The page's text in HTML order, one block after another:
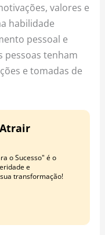
valores e
habilidade
pessoal e
pessoas tenham
e tomadas de
o Sucesso" é o
e
transformação!